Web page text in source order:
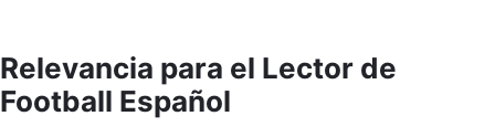
Relevancia para el Lector de
Football Español